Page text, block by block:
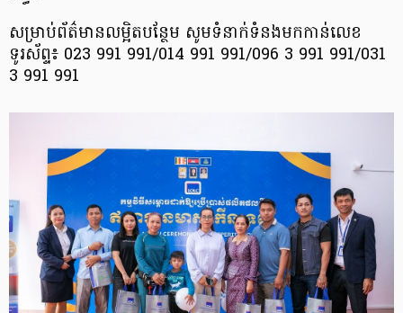
សម្រាប់ព័ត៌មានលម្អិតបន្ថែម សូមទំនាក់ទំនងមកកាន់លេខ
ទូរស័ព្ទ៖ 023 991 991/014 991 991/096 3 991 991/031
3 991 991